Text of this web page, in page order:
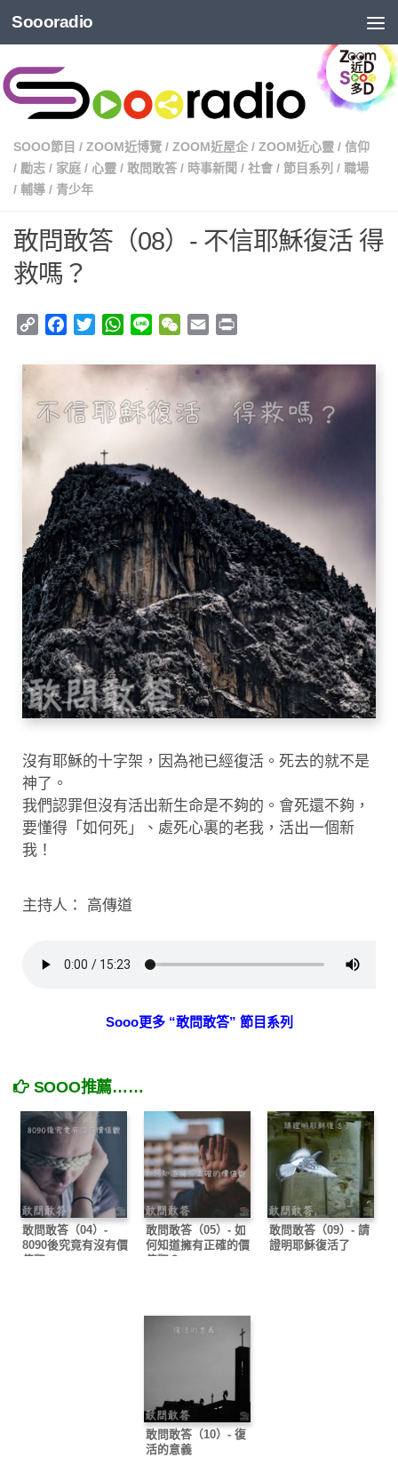
Soooradio
SOOO節目 / ZOOM近博覽 / ZOOM近屋企 / ZOOM近心靈 / 信仰
/ 勵志 / 家庭 / 心靈 / 敢問敢答 / 時事新聞 / 社會 / 節目系列 / 職場
/ 輔導 / 青少年
敢問敢答（08）- 不信耶穌復活 得
救嗎？
Copy
Facebook
TwitterWhatsApp
Line WeChat
Email
沒有耶穌的十字架，因為祂已經復活。死去的就不是
神了。
我們認罪但沒有活出新生命是不夠的。會死還不夠，
要懂得「如何死」、處死心裏的老我，活出一個新
我！
主持人： 高傳道
Sooo更多 “敢問敢答” 節目系列
SOOO推薦……
敢問敢答（04）-
8090後究竟有沒有價
值觀
敢問敢答（05）- 如
何知道擁有正確的價
值觀？
敢問敢答（09）- 請
證明耶穌復活了
敢問敢答（10）- 復
活的意義